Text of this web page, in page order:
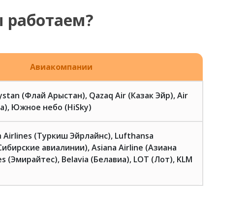
Авиакомпании
(Флай Арыстан), Qazaq Air (Казак Эйр), Air
Южное небо (HiSky)
(Туркиш Эйрлайнс), Lufthansa
авиалинии), Asiana Airline (Азиана
(Эмирайтес), Belavia (Белавиа), LOT (Лот), KLM